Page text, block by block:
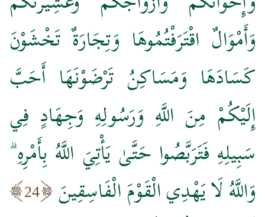
وَأَمْوَالٌ اقْتَرَفْتُمُوهَا وَتِجَارَةٌ تَخْشَوْنَ
كَسَادَهَا وَمَسَاكِنُ تَرْضَوْنَهَا أَحَبَّ
إِلَيْكُمْ مِنَ اللَّهِ وَرَسُولِهِ وَجِهَادٍ فِي
سَبِيلِهِ فَتَرَبَّصُوا حَتَّىٰ يَأْتِيَ اللَّهُ بِأَمْرِهِ ۗ
وَاللَّهُ لَا يَهْدِي الْقَوْمَ الْفَاسِقِينَ
24